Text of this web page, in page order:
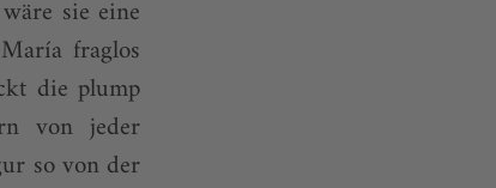
sie eine
fraglos
die plump
von jeder
so von der